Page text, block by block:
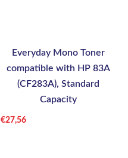
Everyday Mono Toner
compatible with HP 83A
(CF283A), Standard
Capacity
€27,56